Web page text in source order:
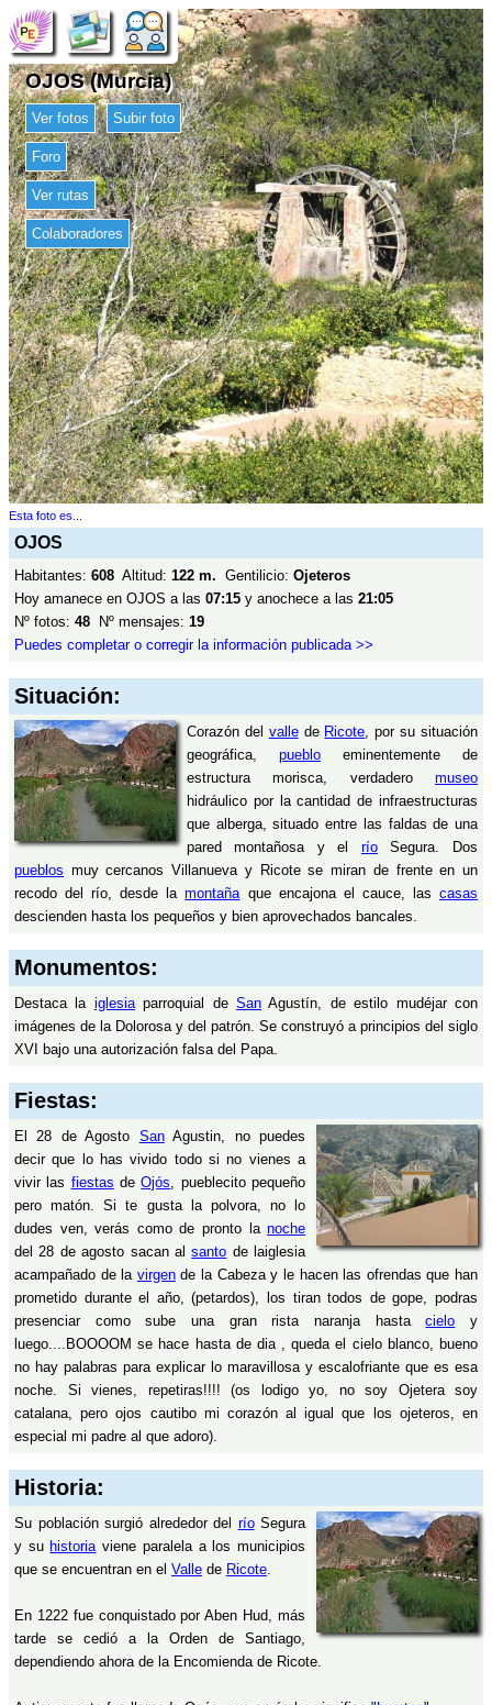
OJOS (Murcia)
Ver fotos Subir foto
Foro
Ver rutas
Colaboradores
Esta foto es...
OJOS
Habitantes: 608 Altitud: 122 m. Gentilicio: Ojeteros
Hoy amanece en OJOS a las 07:15 y anochece a las 21:05
Nº fotos: 48 Nº mensajes: 19
Puedes completar o corregir la información publicada >>
Situación:
Corazón del vallede Ricote, por su situación
geográfica, puebloeminentemente de
estructura morisca, verdadero museo
hidráulico por la cantidad de infraestructuras
que alberga, situado entre las faldas de una
pared montañosa y el ríoSegura. Dos
pueblos muy cercanos Villanueva y Ricote se miran de frente en un
recodo del río, desde lamontañaque encajona el cauce, lascasas
descienden hasta los pequeños y bien aprovechados bancales.
Monumentos:
Destaca la iglesiaparroquial deSan Agustín, de estilo mudéjar con
imágenes de la Dolorosa y del patrón. Se construyó a principios del siglo
XVI bajo una autorización falsa del Papa.
Fiestas:
El 28 de Agosto SanAgustin, no puedes
decir que lo has vivido todo si no vienes a
vivir las fiestas deOjós, pueblecito pequeño
pero matón. Si te gusta la polvora, no lo
dudes ven, verás como de pronto lanoche
del 28 de agosto sacan alsanto de laiglesia
acampañado de la virgende la Cabeza y le hacen las ofrendas que han
prometido durante el año, (petardos), los tiran todos de gope, podras
presenciar como sube una gran rista naranja hastacielo y
luego....BOOOOM se hace hasta de dia , queda el cielo blanco, bueno
no hay palabras para explicar lo maravillosa y escalofriante que es esa
noche. Si vienes, repetiras!!!! (os lodigo yo, no soy Ojetera soy
catalana, pero ojos cautibo mi corazón al igual que los ojeteros, en
especial mi padre al que adoro).
Historia:
Su población surgió alrededor del ríoSegura
y su historiaviene paralela a los municipios
que se encuentran en el Valle de Ricote.
En 1222 fue conquistado por Aben Hud, más
tarde se cedió a la Orden de Santiago,
dependiendo ahora de la Encomienda de Ricote.